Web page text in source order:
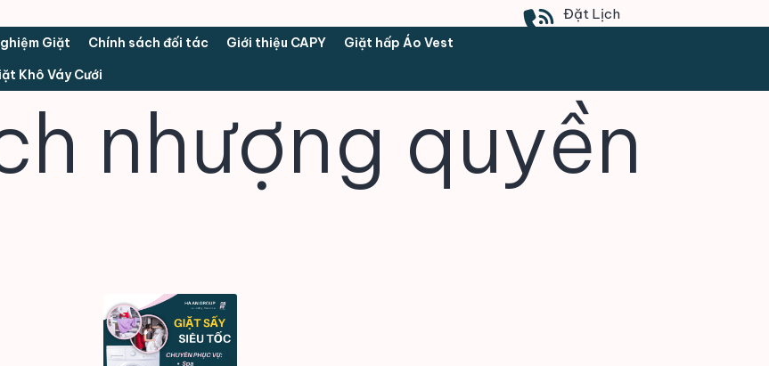
Đặt Lịch
0902.169.903
Giặt Chính sách đối tác Giới thiệu CAPY
Giặt hấp Áo Vest
Khô Váy Cưới
nhượng quyền